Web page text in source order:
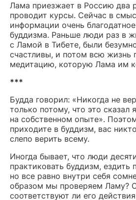
Лама приезжает в Россию два
проводит курсы. Сейчас в
информации очень
буддизма. Раньше люди раз в
с Ламой в Тибете, были
счастливы, и потом всю жизнь
медитацию, которую Лама им
***
Будда говорил: «Никогда не
только потому, что это сказал
на собственном опыте».
приходите в буддизм, вас
слепо верить всему.
Иногда бывает, что люди
практиковать буддизм,
но все равно внутри себя
образом мы проверяем Ламу?
соответствуют ли его